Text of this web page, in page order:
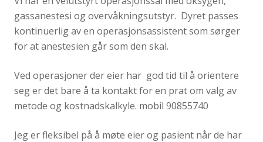
gassanestesi og overvåkningsutstyr. Dyret passes
kontinuerlig av en operasjonsassistent som sørger
for at anestesien går som den skal.
Ved operasjoner der eier har god tid til å orientere
seg er det bare å ta kontakt for en prat om valg av
metode og kostnadskalkyle. mobil 90855740
Jeg er fleksibel på å møte eier og pasient når de har